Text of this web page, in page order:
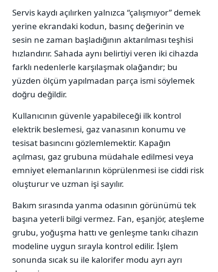
Servis kaydı açılırken yalnızca “çalışmıyor” demek
yerine ekrandaki kodun, basınç değerinin ve
sesin ne zaman başladığının aktarılması teşhisi
hızlandırır. Sahada aynı belirtiyi veren iki cihazda
farklı nedenlerle karşılaşmak olağandır; bu
yüzden ölçüm yapılmadan parça ismi söylemek
doğru değildir.
Kullanıcının güvenle yapabileceği ilk kontrol
elektrik beslemesi, gaz vanasının konumu ve
tesisat basıncını gözlemlemektir. Kapağın
açılması, gaz grubuna müdahale edilmesi veya
emniyet elemanlarının köprülenmesi ise ciddi risk
oluşturur ve uzman işi sayılır.
Bakım sırasında yanma odasının görünümü tek
başına yeterli bilgi vermez. Fan, eşanjör, ateşleme
grubu, yoğuşma hattı ve genleşme tankı cihazın
modeline uygun sırayla kontrol edilir. İşlem
sonunda sıcak su ile kalorifer modu ayrı ayrı